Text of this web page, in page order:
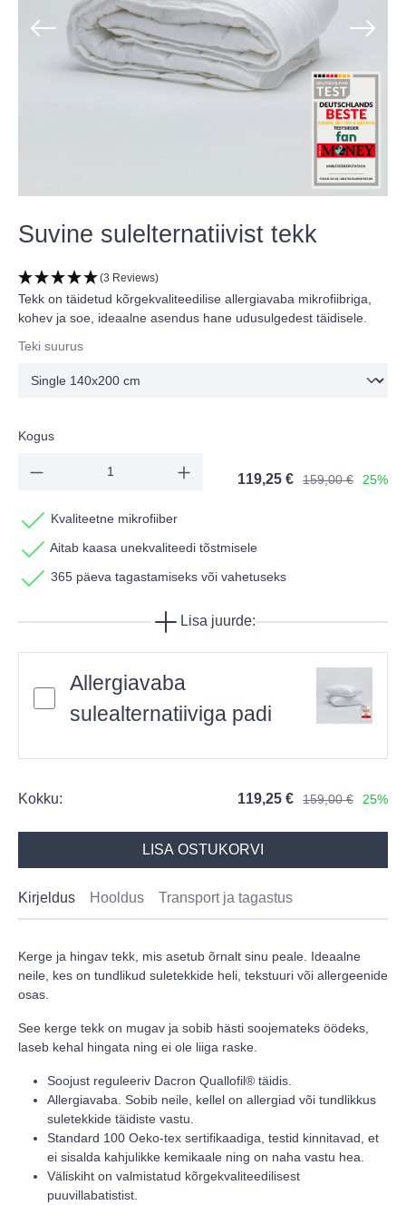
Suvine sulelternatiivist tekk
(3 Reviews)
Tekk on täidetud kõrgekvaliteedilise allergiavaba mikrofiibriga,
kohev ja soe, ideaalne asendus hane udusulgedest täidisele.
Teki suurus
Kogus
119,25 € 159,00 € 25%
Kvaliteetne mikrofiiber
Aitab kaasa unekvaliteedi tõstmisele
365 päeva tagastamiseks või vahetuseks
Lisa juurde:
Allergiavaba
sulealternatiiviga padi
Kokku: 119,25 € 159,00 € 25%
LISA OSTUKORVI
Kirjeldus Hooldus Transport ja tagastus
Kerge ja hingav tekk, mis asetub õrnalt sinu peale. Ideaalne
neile, kes on tundlikud suletekkide heli, tekstuuri või allergeenide
osas.
See kerge tekk on mugav ja sobib hästi soojemateks öödeks,
laseb kehal hingata ning ei ole liiga raske.
Soojust reguleeriv Dacron Quallofil® täidis.
Allergiavaba. Sobib neile, kellel on allergiad või tundlikkus
suletekkide täidiste vastu.
Standard 100 Oeko-tex sertifikaadiga, testid kinnitavad, et
ei sisalda kahjulikke kemikaale ning on naha vastu hea.
Väliskiht on valmistatud kõrgekvaliteedilisest
puuvillabatistist.